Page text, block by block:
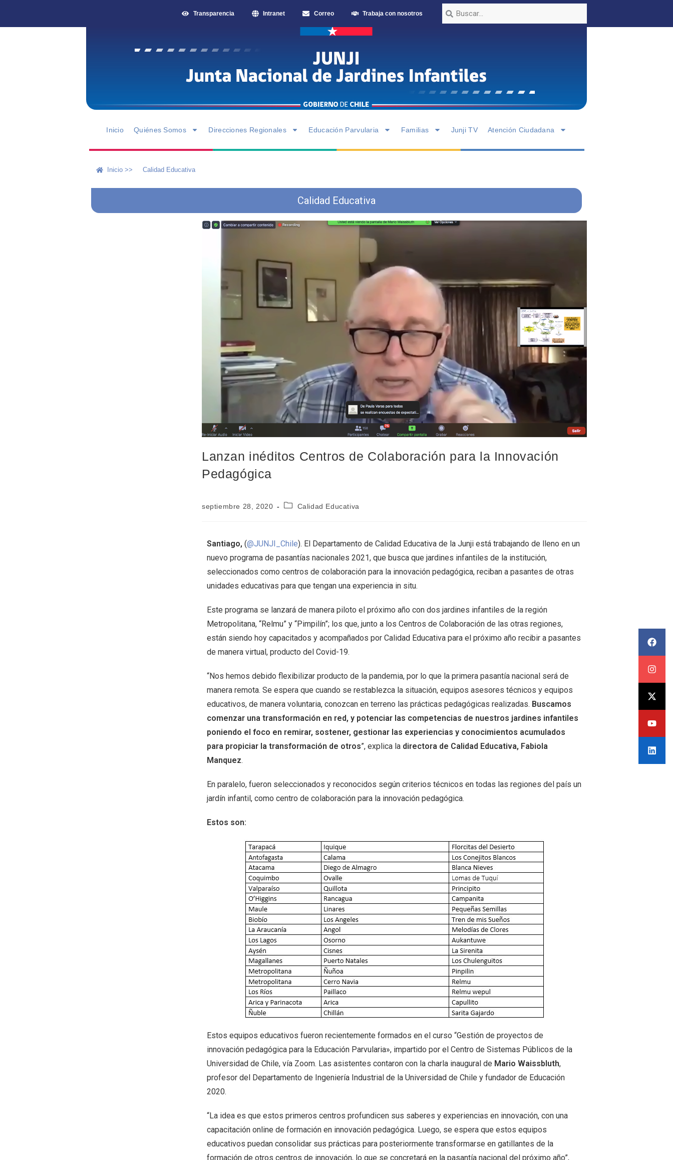
Transparencia Intranet Correo Trabaja con nosotros
Inicio Quiénes Somos Direcciones Regionales Educación Parvularia Familias Junji TV Atención Ciudadana
Inicio >> Calidad Educativa
Calidad Educativa
Lanzan inéditos Centros de Colaboración para la Innovación
Pedagógica
septiembre 28, 2020 Calidad Educativa
Santiago, (@JUNJI_Chile). El Departamento de Calidad Educativa de la Junji está trabajando de lleno en un
nuevo programa de pasantías nacionales 2021, que busca que jardines infantiles de la institución,
seleccionados como centros de colaboración para la innovación pedagógica, reciban a pasantes de otras
unidades educativas para que tengan una experiencia in situ.
Este programa se lanzará de manera piloto el próximo año con dos jardines infantiles de la región
Metropolitana, “Relmu” y “Pimpilín”; los que, junto a los Centros de Colaboración de las otras regiones,
están siendo hoy capacitados y acompañados por Calidad Educativa para el próximo año recibir a pasantes
de manera virtual, producto del Covid-19.
“Nos hemos debido flexibilizar producto de la pandemia, por lo que la primera pasantía nacional será de
manera remota. Se espera que cuando se restablezca la situación, equipos asesores técnicos y equipos
educativos, de manera voluntaria, conozcan en terreno las prácticas pedagógicas realizadas. Buscamos
comenzar una transformación en red, y potenciar las competencias de nuestros jardines infantiles
poniendo el foco en remirar, sostener, gestionar las experiencias y conocimientos acumulados
para propiciar la transformación de otros”, explica la directora de Calidad Educativa, Fabiola
Manquez.
En paralelo, fueron seleccionados y reconocidos según criterios técnicos en todas las regiones del país un
jardín infantil, como centro de colaboración para la innovación pedagógica.
Estos son:
Estos equipos educativos fueron recientemente formados en el curso “Gestión de proyectos de
innovación pedagógica para la Educación Parvularia», impartido por el Centro de Sistemas Públicos de la
Universidad de Chile, vía Zoom. Las asistentes contaron con la charla inaugural de Mario Waissbluth,
profesor del Departamento de Ingeniería Industrial de la Universidad de Chile y fundador de Educación
2020.
“La idea es que estos primeros centros profundicen sus saberes y experiencias en innovación, con una
capacitación online de formación en innovación pedagógica. Luego, se espera que estos equipos
educativos puedan consolidar sus prácticas para posteriormente transformarse en gatillantes de la
formación de otros centros de innovación, lo que se concretará en la pasantía nacional del próximo año”,